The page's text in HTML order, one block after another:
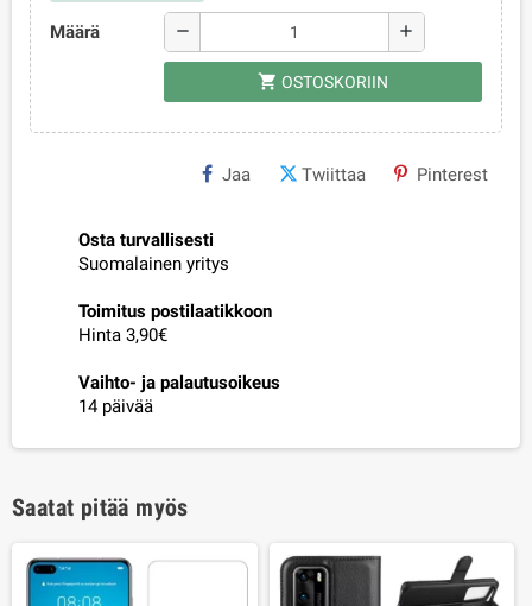
Määrä remove add
shopping_cart OSTOSKORIIN
Jaa Twiittaa Pinterest
Osta turvallisesti
Suomalainen yritys
Toimitus postilaatikkoon
Hinta 3,90€
Vaihto- ja palautusoikeus
14 päivää
Saatat pitää myös